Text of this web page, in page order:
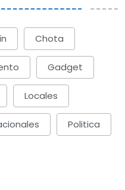
Chota
Gadget
Locales
Politica